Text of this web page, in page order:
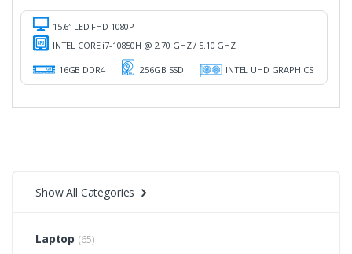
15.6″ LED FHD 1080P
INTEL CORE i7-10850H @ 2.70 GHZ / 5.10 GHZ
16GB DDR4 256GB SSD INTEL UHD GRAPHICS
Show All Categories
Laptop (65)